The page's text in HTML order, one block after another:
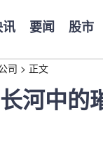
要闻 股市
司 > 正文
河中的